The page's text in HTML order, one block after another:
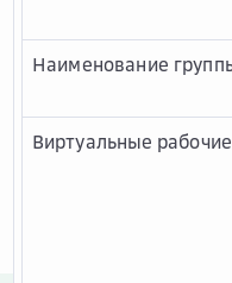
Наименование
Виртуальные